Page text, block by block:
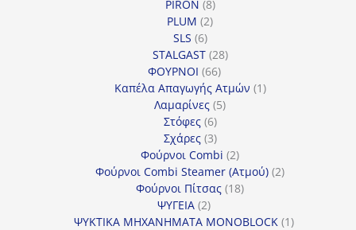
προϊόντα
PIRON 88
προϊόντα
PLUM 22
SLS 66
προϊόντα
STALGAST 2828
ΦΟΥΡΝΟΙ 6666
προϊόντα
Καπέλα Απαγωγής Ατμών 11
Λαμαρίνες 55
Στόφες 66
προϊόντα
Σχάρες 33
προϊόντα
Φούρνοι Combi 22
προϊόντα
Φούρνοι Combi Steamer (Ατμού) 22
Φούρνοι Πίτσας 1818
ΨΥΓΕΙΑ 22
προϊόντα
ΨΥΚΤΙΚΑ ΜΗΧΑΝΗΜΑΤΑ MONOBLOCK 11